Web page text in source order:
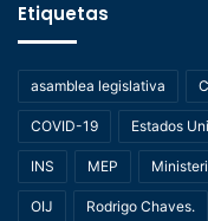
Etiquetas
asamblea legislativa
COVID-19 Estados
INS MEP
OIJ Rodrigo Chaves.